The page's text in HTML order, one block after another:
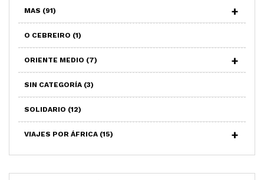
MAS (91)
O CEBREIRO (1)
ORIENTE MEDIO (7)
SIN CATEGORÍA (3)
SOLIDARIO (12)
VIAJES POR ÁFRICA (15)